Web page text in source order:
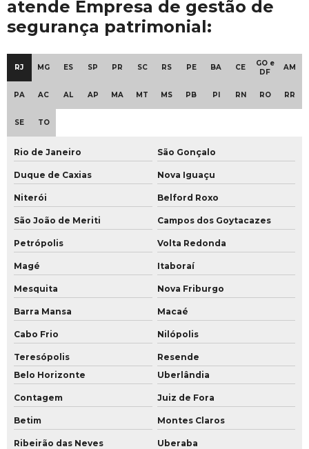
Outsourcing de segurança
Palestra sobre segurança privada
Planejamento de segurança pessoal
Plano de ação segurança patrimonial
Plano de ação de segurança privada
Plano de contingência segurança patrimonial
Plano operacional de segurança patrimonial
Plano de segurança patrimonial hospitalar
Plano de segurança patrimonial
Plano de segurança pessoal
Plano de segurança privada
Projeto de câmeras de segurança residencial
Projeto de central de monitoramento
Projeto de monitoramento por câmeras
Projeto sala de monitoramento cftv
atende Empresa de gestão de
segurança patrimonial:
RJ MG ES SP PR SC RS PE BA CE
GO e
DF
AM
PA AC AL AP MA MT MS PB PI RN RO RR
SE TO
Rio de Janeiro São Gonçalo
Duque de Caxias Nova Iguaçu
Niterói Belford Roxo
São João de Meriti Campos dos Goytacazes
Petrópolis Volta Redonda
Magé Itaboraí
Mesquita Nova Friburgo
Barra Mansa Macaé
Cabo Frio Nilópolis
Teresópolis
Resende
Belo Horizonte
Uberlândia
Contagem Juiz de Fora
Betim Montes Claros
Ribeirão das Neves Uberaba